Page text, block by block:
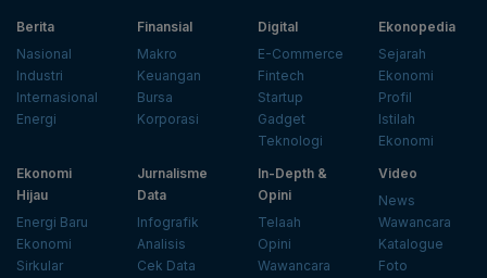
Berita
Nasional
Industri
Internasional
Energi
Finansial
Makro
Keuangan
Bursa
Korporasi
Digital
E-Commerce
Fintech
Startup
Gadget
Teknologi
Ekonopedia
Sejarah
Ekonomi
Profil
Istilah
Ekonomi
Ekonomi
Hijau
Energi Baru
Ekonomi
Sirkular
Jurnalisme
Data
Infografik
Analisis
Cek Data
In-Depth &
Opini
Telaah
Opini
Wawancara
Video
News
Wawancara
Katalogue
Foto